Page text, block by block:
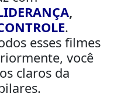
,
.
esses filmes
você
claros da